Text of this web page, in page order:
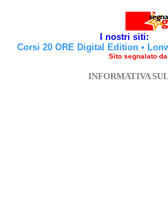
I nostri siti:
Corsi 20 ORE Digital Edition •
Sito segnalato
INFORMATIVA